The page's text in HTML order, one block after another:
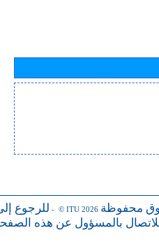
للرجوع - © ITU 2026 محفوظة
بالمسؤول عن هذه